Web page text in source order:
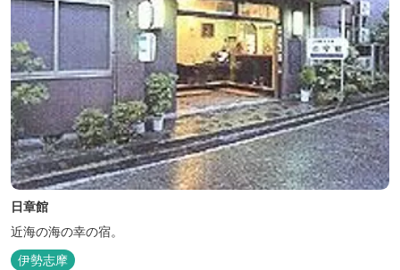
日章館
近海の海の幸の宿。
伊勢志摩